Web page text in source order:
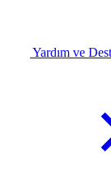
Yardım ve